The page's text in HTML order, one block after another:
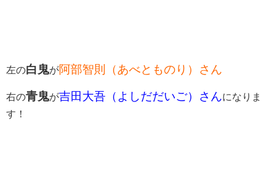
左の白鬼が阿部智則（あべとものり）さん
右の青鬼が吉田大吾（よしだだいご）さんになりま
す！